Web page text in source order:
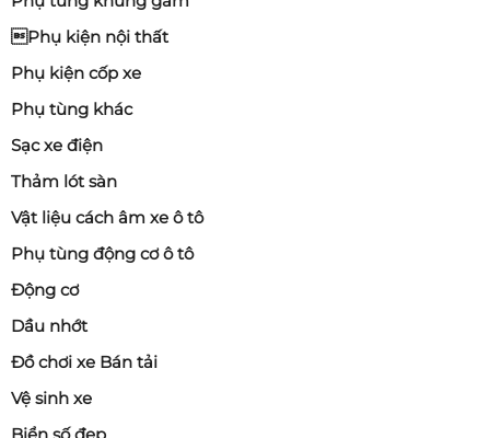
Phụ kiện nội thất
Phụ kiện cốp xe
Phụ tùng khác
Sạc xe điện
Thảm lót sàn
Vật liệu cách âm xe ô tô
Phụ tùng động cơ ô tô
Động cơ
Dầu nhớt
Đồ chơi xe Bán tải
Vệ sinh xe